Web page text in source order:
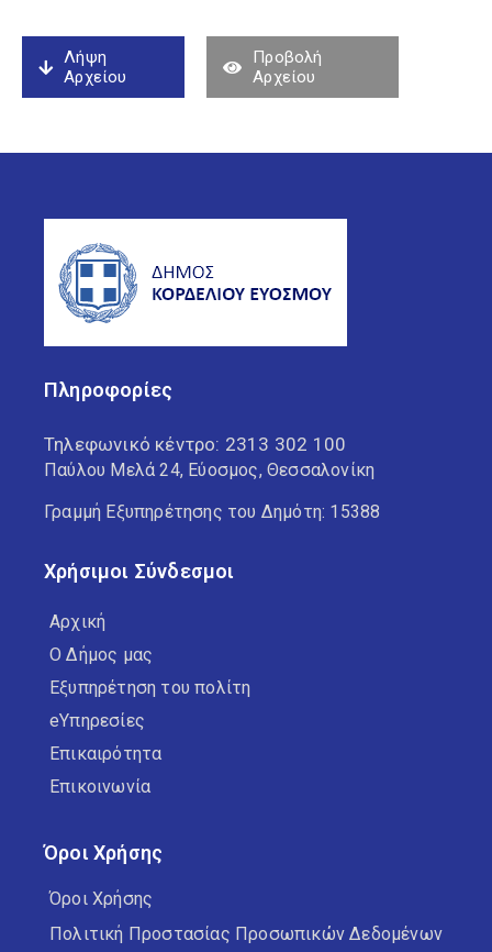
Λήψη
Αρχείου
Προβολή
Αρχείου
Πληροφορίες
Τηλεφωνικό κέντρο: 2313 302 100
Παύλου Μελά 24, Εύοσμος, Θεσσαλονίκη
Γραμμή Εξυπηρέτησης του Δημότη: 15388
Χρήσιμοι Σύνδεσμοι
Αρχική
Ο Δήμος μας
Εξυπηρέτηση του πολίτη
eΥπηρεσίες
Επικαιρότητα
Επικοινωνία
Όροι Χρήσης
Όροι Χρήσης
Πολιτική Προστασίας Προσωπικών Δεδομένων